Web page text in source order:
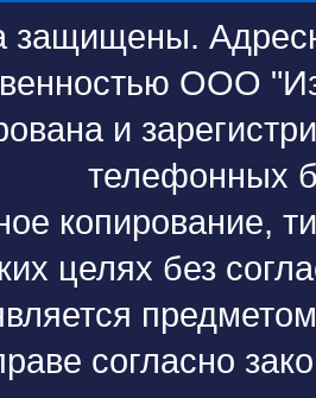
защищены.
ООО
и
телефонных
копирование,
целях без
согласно